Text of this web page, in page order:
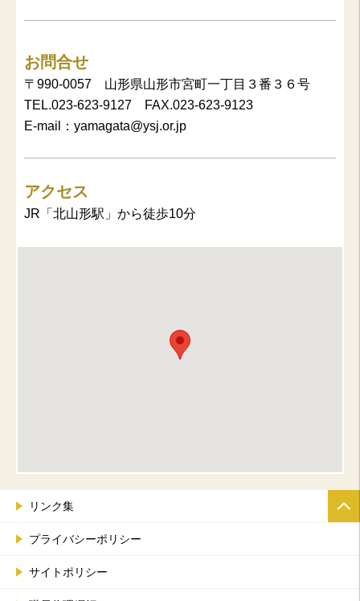
お問合せ
〒990-0057 山形県山形市宮町一丁目３番３６号
TEL.023-623-9127 FAX.023-623-9123
E-mail：yamagata@ysj.or.jp
アクセス
JR「北山形駅」から徒歩10分
リンク集
プライバシーポリシー
サイトポリシー